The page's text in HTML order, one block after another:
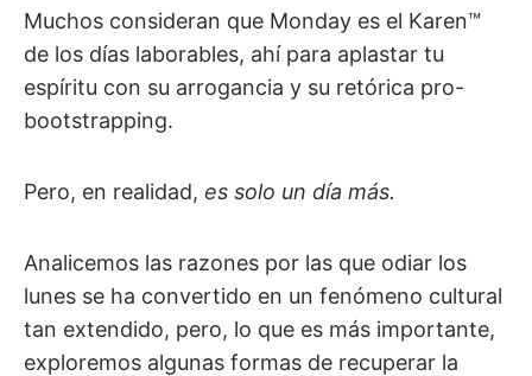
Muchos consideran que Monday es el Karen™
de los días laborables, ahí para aplastar tu
espíritu con su arrogancia y su retórica pro-
bootstrapping.
Pero, en realidad, es solo un día más.
Analicemos las razones por las que odiar los
lunes se ha convertido en un fenómeno cultural
tan extendido, pero, lo que es más importante,
exploremos algunas formas de recuperar la